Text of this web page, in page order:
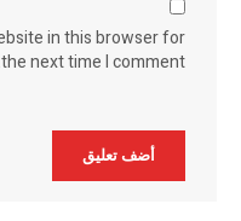
in this browser for
the next time I comment.